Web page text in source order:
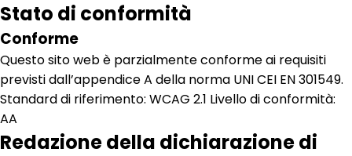
Stato di conformità
Conforme
Questo sito web è parzialmente conforme ai requisiti
previsti dall’appendice A della norma UNI CEI EN 301549.
Standard di riferimento: WCAG 2.1 Livello di conformità:
AA
Redazione della dichiarazione di